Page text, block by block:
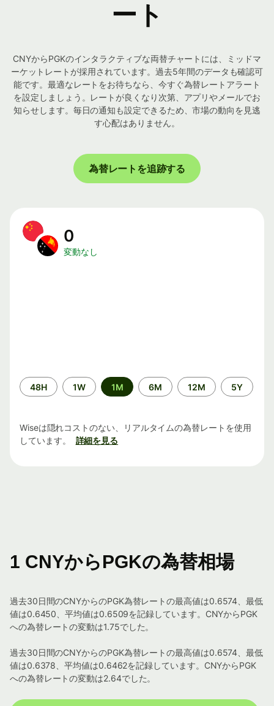
ート
CNYからPGKのインタラクティブな両替チャートには、ミッドマ
ーケットレートが採用されています。過去5年間のデータも確認可
能です。最適なレートをお待ちなら、今すぐ為替レートアラート
を設定しましょう。レートが良くなり次第、アプリやメールでお
知らせします。毎日の通知も設定できるため、市場の動向を見逃
す心配はありません。
為替レートを追跡する
0
変動なし
期
間
48H 1W 1M 6M 12M 5Y
Wiseは隠れコストのない、リアルタイムの為替レートを使用
しています。
詳細を見る
1 CNYからPGKの為替相場
過去30日間のCNYからのPGK為替レートの最高値は0.6574、最低
値は0.6450、平均値は0.6509を記録しています。CNYからPGK
への為替レートの変動は1.75でした。
過去30日間のCNYからのPGK為替レートの最高値は0.6574、最低
値は0.6378、平均値は0.6462を記録しています。CNYからPGK
への為替レートの変動は2.64でした。